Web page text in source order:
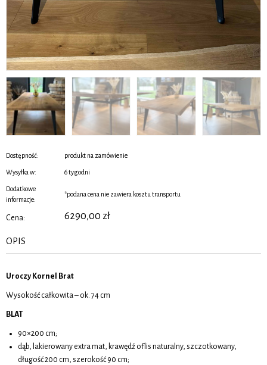
Dostępność: produkt na zamówienie
Wysyłka w: 6 tygodni
Dodatkowe
informacje:
*podana cena nie zawiera kosztu transportu
Cena: 6290,00 zł
OPIS
Uroczy Kornel Brat
Wysokość całkowita – ok. 74 cm
BLAT
90×200 cm;
dąb, lakierowany extra mat, krawędź oflis naturalny, szczotkowany,
długość 200 cm, szerokość 90 cm;